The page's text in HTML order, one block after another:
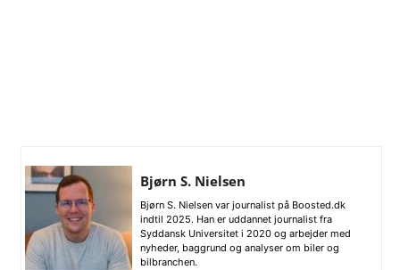
Bjørn S. Nielsen
Bjørn S. Nielsen var journalist på Boosted.dk
indtil 2025. Han er uddannet journalist fra
Syddansk Universitet i 2020 og arbejder med
nyheder, baggrund og analyser om biler og
bilbranchen.